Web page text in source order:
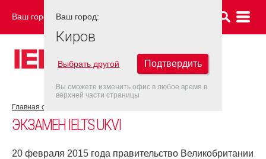
Ваш город: КИРОВ
Главная страница
ЭКЗАМЕН IELTS UKVI
20 февраля 2015 года правительство Великобритании
Ваш город:
Киров
Выбрать другой Подтвердить
Вы сможете изменить офис в любое время в
верхней части страницы